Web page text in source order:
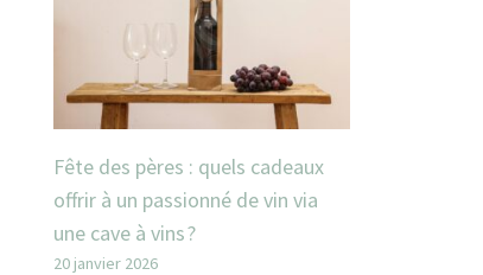
Fête des pères : quels cadeaux
offrir à un passionné de vin via
une cave à vins ?
20 janvier 2026